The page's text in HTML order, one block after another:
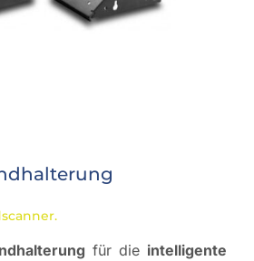
für die intelligente